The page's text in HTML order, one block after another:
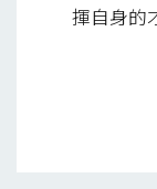
揮自身的